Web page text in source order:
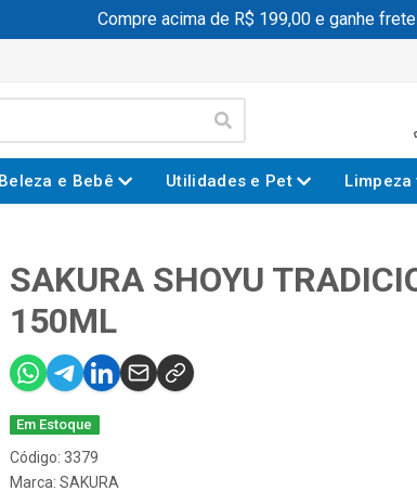
Compre acima de R$ 199,00 e ganhe frete
e Bebê Utilidades e Pet Limpeza
SAKURA SHOYU
150ML
Em Estoque
Código: 3379
Marca: SAKURA